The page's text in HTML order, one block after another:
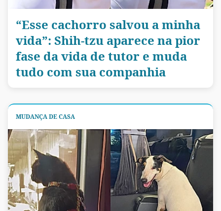
“Esse cachorro salvou a minha
vida”: Shih-tzu aparece na pior
fase da vida de tutor e muda
tudo com sua companhia
MUDANÇA DE CASA